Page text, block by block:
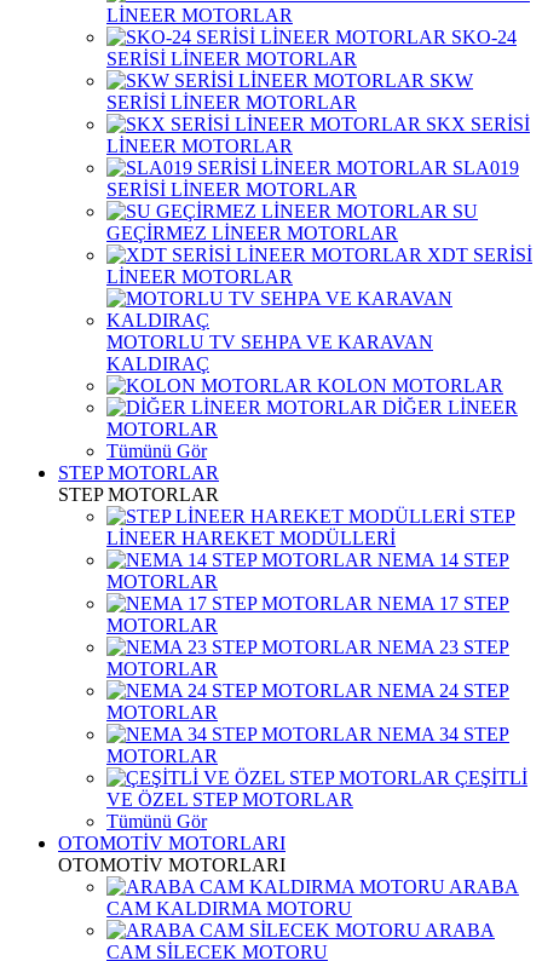
LİNEER MOTORLAR
SKO-24
SERİSİ LİNEER MOTORLAR
SKW
SERİSİ LİNEER MOTORLAR
SKX SERİSİ
LİNEER MOTORLAR
SLA019
SERİSİ LİNEER MOTORLAR
SU
GEÇİRMEZ LİNEER MOTORLAR
XDT SERİSİ
LİNEER MOTORLAR
MOTORLU TV SEHPA VE KARAVAN
KALDIRAÇ
KOLON MOTORLAR
DİĞER LİNEER
MOTORLAR
Tümünü Gör
STEP MOTORLAR
STEP MOTORLAR
STEP
LİNEER HAREKET MODÜLLERİ
NEMA 14 STEP
MOTORLAR
NEMA 17 STEP
MOTORLAR
NEMA 23 STEP
MOTORLAR
NEMA 24 STEP
MOTORLAR
NEMA 34 STEP
MOTORLAR
ÇEŞİTLİ
VE ÖZEL STEP MOTORLAR
Tümünü Gör
OTOMOTİV MOTORLARI
OTOMOTİV MOTORLARI
ARABA
CAM KALDIRMA MOTORU
ARABA
CAM SİLECEK MOTORU